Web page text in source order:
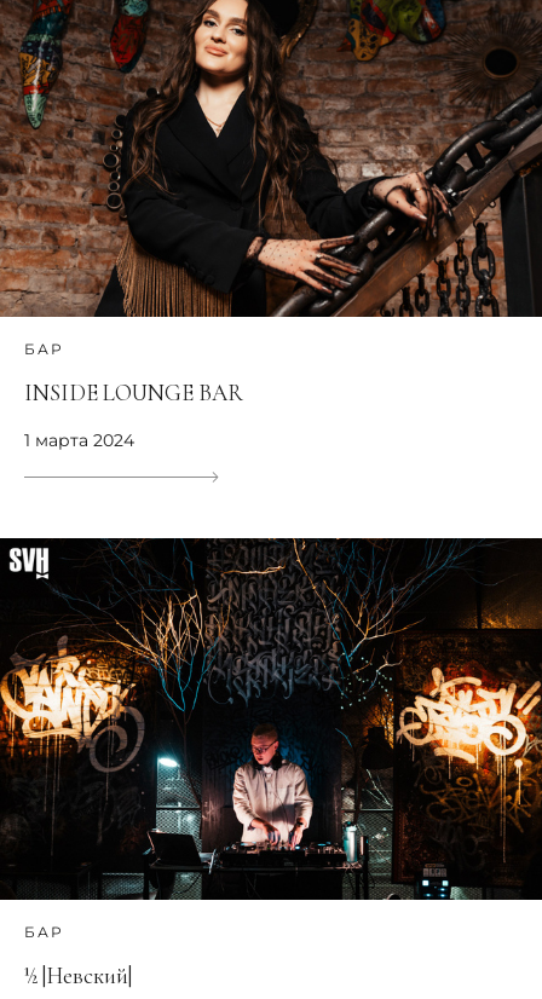
БАР
INSIDE LOUNGE BAR
1 марта 2024
БАР
½ |Невский|